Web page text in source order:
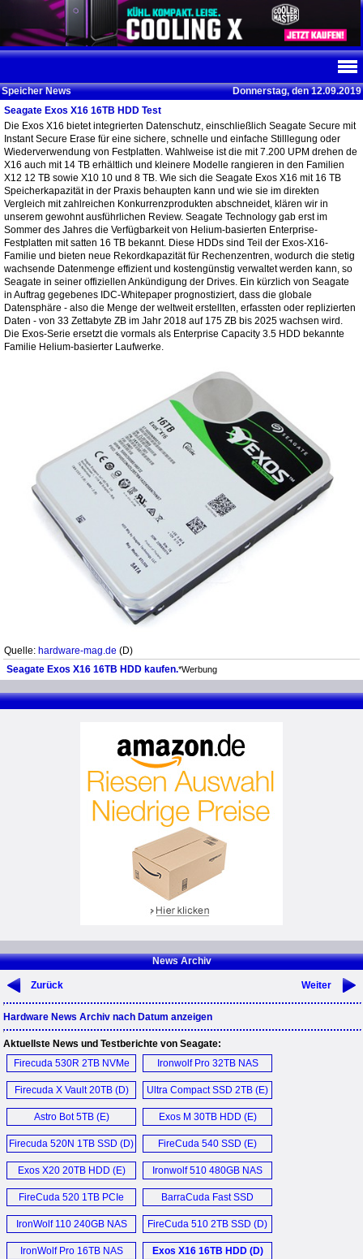
Speicher News
Donnerstag, den 12.09.2019
Seagate Exos X16 16TB HDD Test
Die Exos X16 bietet integrierten Datenschutz, einschließlich Seagate Secure mit
Instant Secure Erase für eine sichere, schnelle und einfache Stilllegung oder
Wiederverwendung von Festplatten. Wahlweise ist die mit 7.200 UPM drehen de
X16 auch mit 14 TB erhältlich und kleinere Modelle rangieren in den Familien
X12 12 TB sowie X10 10 und 8 TB. Wie sich die Seagate Exos X16 mit 16 TB
Speicherkapazität in der Praxis behaupten kann und wie sie im direkten
Vergleich mit zahlreichen Konkurrenzprodukten abschneidet, klären wir in
unserem gewohnt ausführlichen Review. Seagate Technology gab erst im
Sommer des Jahres die Verfügbarkeit von Helium-basierten Enterprise-
Festplatten mit satten 16 TB bekannt. Diese HDDs sind Teil der Exos-X16-
Familie und bieten neue Rekordkapazität für Rechenzentren, wodurch die stetig
wachsende Datenmenge effizient und kostengünstig verwaltet werden kann, so
Seagate in seiner offiziellen Ankündigung der Drives. Ein kürzlich von Seagate
in Auftrag gegebenes IDC-Whitepaper prognostiziert, dass die globale
Datensphäre - also die Menge der weltweit erstellten, erfassten oder replizierten
Daten - von 33 Zettabyte ZB im Jahr 2018 auf 175 ZB bis 2025 wachsen wird.
Die Exos-Serie ersetzt die vormals als Enterprise Capacity 3.5 HDD bekannte
Familie Helium-basierter Laufwerke.
Quelle: hardware-mag.de (D)
Seagate Exos X16 16TB HDD kaufen.*Werbung
News Archiv
Zurück Weiter
Hardware News Archiv nach Datum anzeigen
Aktuellste News und Testberichte von Seagate:
Firecuda 530R 2TB NVMe
SSD (E)
Ironwolf Pro 32TB NAS
HDD (D)
Firecuda X Vault 20TB (D)
Ultra Compact SSD 2TB (E)
Astro Bot 5TB (E) Exos M 30TB HDD (E)
Firecuda 520N 1TB SSD (D) FireCuda 540 SSD (E)
Exos X20 20TB HDD (E)
Ironwolf 510 480GB NAS
SSD (D)
FireCuda 520 1TB PCIe
Gen4 SSD (D)
BarraCuda Fast SSD
1TB (D)
IronWolf 110 240GB NAS
SSD (E)
FireCuda 510 2TB SSD (D)
IronWolf Pro 16TB NAS
Exos X16 16TB HDD (D)